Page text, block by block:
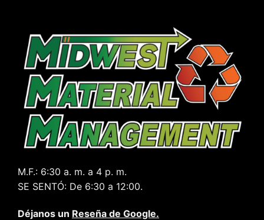
M.F.: 6:30 a. m. a 4 p. m.
SE SENTÓ: De 6:30 a 12:00.
Déjanos un Reseña de Google.